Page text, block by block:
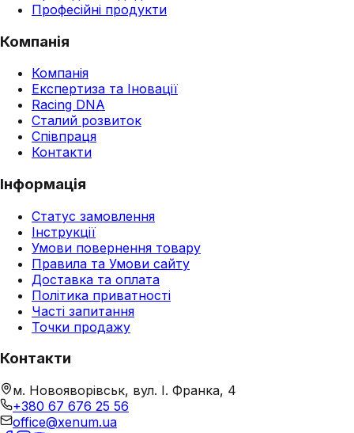
Професійні продукти
Компанія
Компанія
Експертиза та Іновації
Racing DNA
Сталий розвиток
Співпраця
Контакти
Інформація
Статус замовлення
Інструкції
Умови повернення товару
Правила та Умови сайту
Доставка та оплата
Політика приватності
Часті запитання
Точки продажу
Контакти
м. Новояворівськ, вул. І. Франка, 4
+380 67 676 25 56
office@xenum.ua